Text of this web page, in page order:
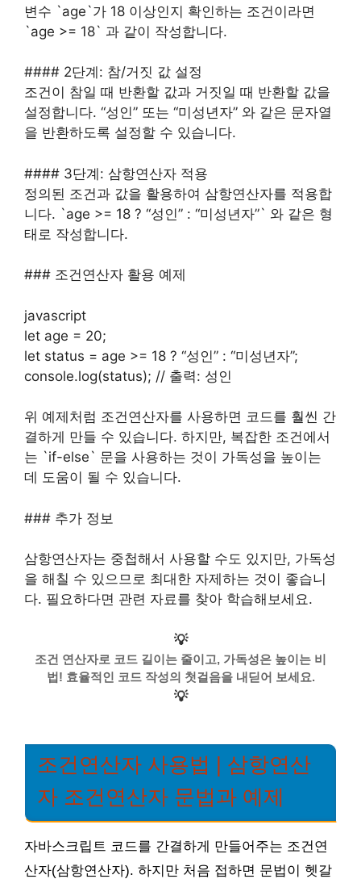
변수 `age`가 18 이상인지 확인하는 조건이라면
`age >= 18` 과 같이 작성합니다.
#### 2단계: 참/거짓 값 설정
조건이 참일 때 반환할 값과 거짓일 때 반환할 값을
설정합니다. “성인” 또는 “미성년자” 와 같은 문자열
을 반환하도록 설정할 수 있습니다.
#### 3단계: 삼항연산자 적용
정의된 조건과 값을 활용하여 삼항연산자를 적용합
니다. `age >= 18 ? “성인” : “미성년자”` 와 같은 형
태로 작성합니다.
### 조건연산자 활용 예제
javascript
let age = 20;
let status = age >= 18 ? “성인” : “미성년자”;
console.log(status); // 출력: 성인
위 예제처럼 조건연산자를 사용하면 코드를 훨씬 간
결하게 만들 수 있습니다. 하지만, 복잡한 조건에서
는 `if-else` 문을 사용하는 것이 가독성을 높이는
데 도움이 될 수 있습니다.
### 추가 정보
삼항연산자는 중첩해서 사용할 수도 있지만, 가독성
을 해칠 수 있으므로 최대한 자제하는 것이 좋습니
다. 필요하다면 관련 자료를 찾아 학습해보세요.
💡
조건 연산자로 코드 길이는 줄이고, 가독성은 높이는 비
법! 효율적인 코드 작성의 첫걸음을 내딛어 보세요.
💡
조건연산자 사용법 | 삼항연산
자 조건연산자 문법과 예제
자바스크립트 코드를 간결하게 만들어주는 조건연
산자(삼항연산자). 하지만 처음 접하면 문법이 헷갈